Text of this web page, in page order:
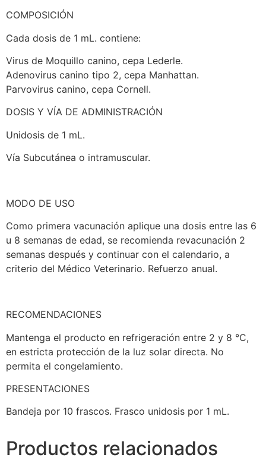
COMPOSICIÓN
Cada dosis de 1 mL. contiene:
Virus de Moquillo canino, cepa Lederle.
Adenovirus canino tipo 2, cepa Manhattan.
Parvovirus canino, cepa Cornell.
DOSIS Y VÍA DE ADMINISTRACIÓN
Unidosis de 1 mL.
Vía Subcutánea o intramuscular.
MODO DE USO
Como primera vacunación aplique una dosis entre las 6
u 8 semanas de edad, se recomienda revacunación 2
semanas después y continuar con el calendario, a
criterio del Médico Veterinario. Refuerzo anual.
RECOMENDACIONES
Mantenga el producto en refrigeración entre 2 y 8 °C,
en estricta protección de la luz solar directa. No
permita el congelamiento.
PRESENTACIONES
Bandeja por 10 frascos. Frasco unidosis por 1 mL.
Productos relacionados